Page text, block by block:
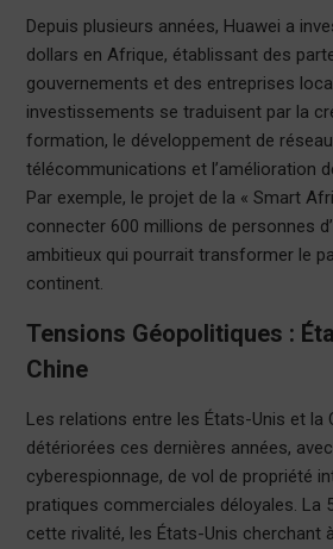
Depuis plusieurs années, Huawei a
dollars en Afrique, établissant des
gouvernements et des entreprises
investissements se traduisent par la
formation, le développement de
télécommunications et l’amélioration
Par exemple, le projet de la « Smart
connecter 600 millions de personnes
ambitieux qui pourrait transformer le
continent.
Tensions Géopolitiques :
Chine
Les relations entre les États-Unis et la
détériorées ces dernières années,
cyberespionnage, de vol de propriété
pratiques commerciales déloyales. La
cette rivalité, les États-Unis cherchant